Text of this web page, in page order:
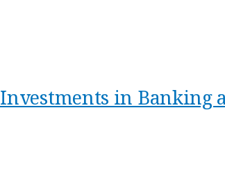
in Banking